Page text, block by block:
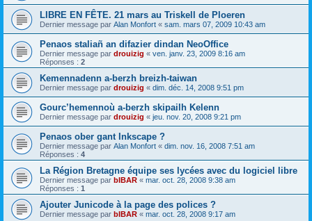
LIBRE EN FÊTE. 21 mars au Triskell de Ploeren
Dernier message par Alan Monfort « sam. mars 07, 2009 10:43 am
Penaos staliañ an difazier dindan NeoOffice
Dernier message par drouizig « ven. janv. 23, 2009 8:16 am
Réponses : 2
Kemennadenn a-berzh breizh-taiwan
Dernier message par drouizig « dim. déc. 14, 2008 9:51 pm
Gourc’hemennoù a-berzh skipailh Kelenn
Dernier message par drouizig « jeu. nov. 20, 2008 9:21 pm
Penaos ober gant Inkscape ?
Dernier message par Alan Monfort « dim. nov. 16, 2008 7:51 am
Réponses : 4
La Région Bretagne équipe ses lycées avec du logiciel libre
Dernier message par bIBAR « mar. oct. 28, 2008 9:38 am
Réponses : 1
Ajouter Junicode à la page des polices ?
Dernier message par bIBAR « mar. oct. 28, 2008 9:17 am